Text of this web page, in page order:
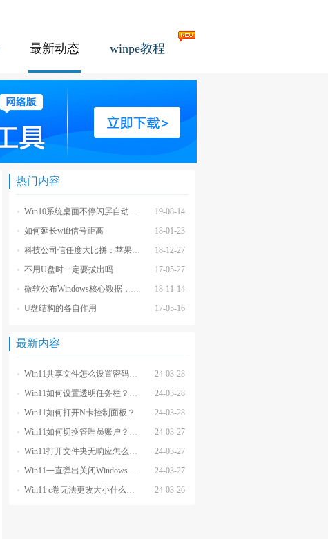
最新动态 winpe教程
热门内容
19-08-14
Win10系统桌面不停闪屏自动刷新的解决方法
18-01-23
如何延长wifi信号距离
18-12-27
科技公司信任度大比拼：苹果上榜最不受信任前茅
17-05-27
不用U盘时一定要拔出吗
18-11-14
微软公布Windows核心数据，应用数量iOS和安卓遥不可及
17-05-16
U盘结构的各自作用
最新内容
24-03-28
Win11共享文件怎么设置密码和权限？
24-03-28
Win11如何设置透明任务栏？Win11设置透明任务栏的方法
24-03-28
Win11如何打开N卡控制面板？
24-03-27
Win11如何切换管理员账户？Win11切换管理员账户的方法
24-03-27
Win11打开文件夹无响应怎么办？
24-03-27
Win11一直弹出关闭Windows窗口怎么解决？
24-03-26
Win11 c卷无法更改大小什么原因？